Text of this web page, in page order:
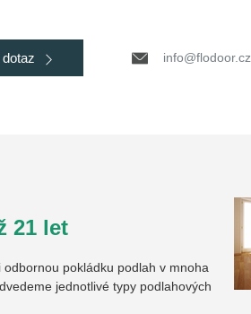
info@flodoor.cz
21 let
pokládku podlah v mnoha
jednotlivé typy podlahových